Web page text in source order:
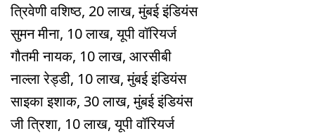
त्रिवेणी वश‍िष्ठ, 20 लाख, मुंबई इंडियंस
सुमन मीना, 10 लाख, यूपी वॉरियर्ज
गौतमी नायक, 10 लाख, आरसीबी
नाल्ला रेड्डी, 10 लाख, मुंबई इंडियंस
साइका इशाक, 30 लाख, मुंबई इंडियंस
जी त्रिशा, 10 लाख, यूपी वॉरियर्ज